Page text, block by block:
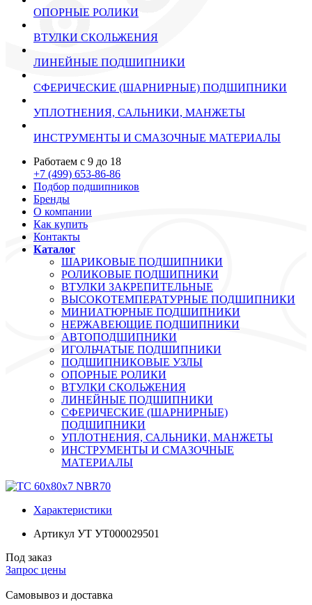
ОПОРНЫЕ РОЛИКИ
ВТУЛКИ СКОЛЬЖЕНИЯ
ЛИНЕЙНЫЕ ПОДШИПНИКИ
СФЕРИЧЕСКИЕ (ШАРНИРНЫЕ) ПОДШИПНИКИ
УПЛОТНЕНИЯ, САЛЬНИКИ, МАНЖЕТЫ
ИНСТРУМЕНТЫ И СМАЗОЧНЫЕ МАТЕРИАЛЫ
Работаем с 9 до 18
+7 (499) 653-86-86
Подбор подшипников
Бренды
О компании
Как купить
Контакты
Каталог
ШАРИКОВЫЕ ПОДШИПНИКИ
РОЛИКОВЫЕ ПОДШИПНИКИ
ВТУЛКИ ЗАКРЕПИТЕЛЬНЫЕ
ВЫСОКОТЕМПЕРАТУРНЫЕ ПОДШИПНИКИ
МИНИАТЮРНЫЕ ПОДШИПНИКИ
НЕРЖАВЕЮЩИЕ ПОДШИПНИКИ
АВТОПОДШИПНИКИ
ИГОЛЬЧАТЫЕ ПОДШИПНИКИ
ПОДШИПНИКОВЫЕ УЗЛЫ
ОПОРНЫЕ РОЛИКИ
ВТУЛКИ СКОЛЬЖЕНИЯ
ЛИНЕЙНЫЕ ПОДШИПНИКИ
СФЕРИЧЕСКИЕ (ШАРНИРНЫЕ)
ПОДШИПНИКИ
УПЛОТНЕНИЯ, САЛЬНИКИ, МАНЖЕТЫ
ИНСТРУМЕНТЫ И СМАЗОЧНЫЕ
МАТЕРИАЛЫ
Характеристики
Артикул УТ УТ000029501
Под заказ
Запрос цены
Самовывоз и доставка